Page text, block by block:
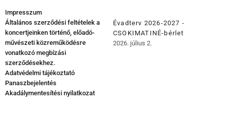
Impresszum
Általános szerződési feltételek a
koncertjeinken történő, előadó-
művészeti közreműködésre
vonatkozó megbízási
szerződésekhez.
Adatvédelmi tájékoztató
Panaszbejelentés
Akadálymentesítési nyilatkozat
Évadterv 2026-2027 -
CSOKIMATINÉ-bérlet
2026. július 2.